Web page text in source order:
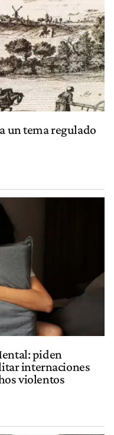
un tema regulado
piden
internaciones
violentos